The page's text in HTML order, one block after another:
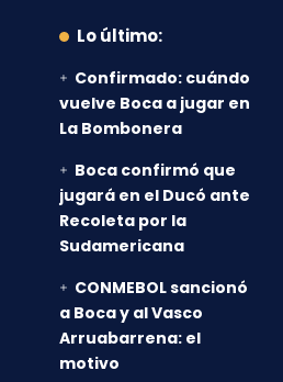
Lo último:
Confirmado: cuándo
vuelve Boca a jugar en
La Bombonera
Boca confirmó que
jugará en el Ducó ante
Recoleta por la
Sudamericana
CONMEBOL sancionó
a Boca y al Vasco
Arruabarrena: el
motivo